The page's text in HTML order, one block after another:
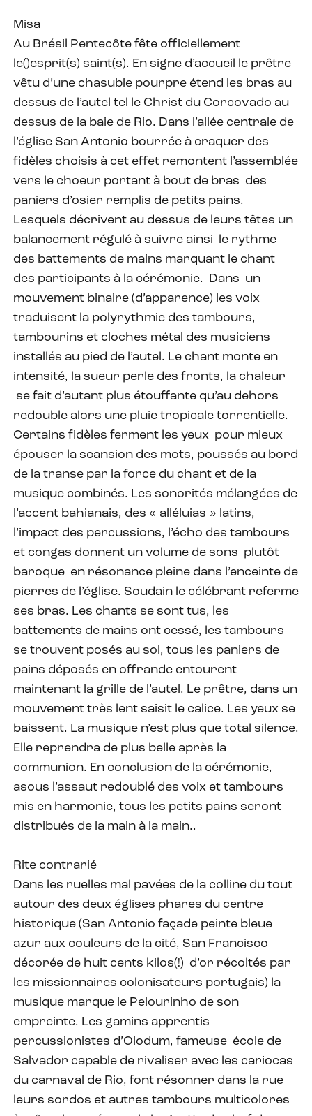
Misa
Au Brésil Pentecôte fête officiellement
le()esprit(s) saint(s). En signe d’accueil le prêtre
vêtu d’une chasuble pourpre étend les bras au
dessus de l’autel tel le Christ du Corcovado au
dessus de la baie de Rio. Dans l’allée centrale de
l’église San Antonio bourrée à craquer des
fidèles choisis à cet effet remontent l’assemblée
vers le choeur portant à bout de bras des
paniers d’osier remplis de petits pains.
Lesquels décrivent au dessus de leurs têtes un
balancement régulé à suivre ainsi le rythme
des battements de mains marquant le chant
des participants à la cérémonie. Dans un
mouvement binaire (d’apparence) les voix
traduisent la polyrythmie des tambours,
tambourins et cloches métal des musiciens
installés au pied de l’autel. Le chant monte en
intensité, la sueur perle des fronts, la chaleur
se fait d’autant plus étouffante qu’au dehors
redouble alors une pluie tropicale torrentielle.
Certains fidèles ferment les yeux pour mieux
épouser la scansion des mots, poussés au bord
de la transe par la force du chant et de la
musique combinés. Les sonorités mélangées de
l’accent bahianais, des « alléluias » latins,
l’impact des percussions, l’écho des tambours
et congas donnent un volume de sons plutôt
baroque en résonance pleine dans l’enceinte de
pierres de l’église. Soudain le célébrant referme
ses bras. Les chants se sont tus, les
battements de mains ont cessé, les tambours
se trouvent posés au sol, tous les paniers de
pains déposés en offrande entourent
maintenant la grille de l’autel. Le prêtre, dans un
mouvement très lent saisit le calice. Les yeux se
baissent. La musique n’est plus que total silence.
Elle reprendra de plus belle après la
communion. En conclusion de la cérémonie,
asous l’assaut redoublé des voix et tambours
mis en harmonie, tous les petits pains seront
distribués de la main à la main..
Rite contrarié
Dans les ruelles mal pavées de la colline du tout
autour des deux églises phares du centre
historique (San Antonio façade peinte bleue
azur aux couleurs de la cité, San Francisco
décorée de huit cents kilos(!) d’or récoltés par
les missionnaires colonisateurs portugais) la
musique marque le Pelourinho de son
empreinte. Les gamins apprentis
percussionistes d’Olodum, fameuse école de
Salvador capable de rivaliser avec les cariocas
du carnaval de Rio, font résonner dans la rue
leurs sordos et autres tambours multicolores